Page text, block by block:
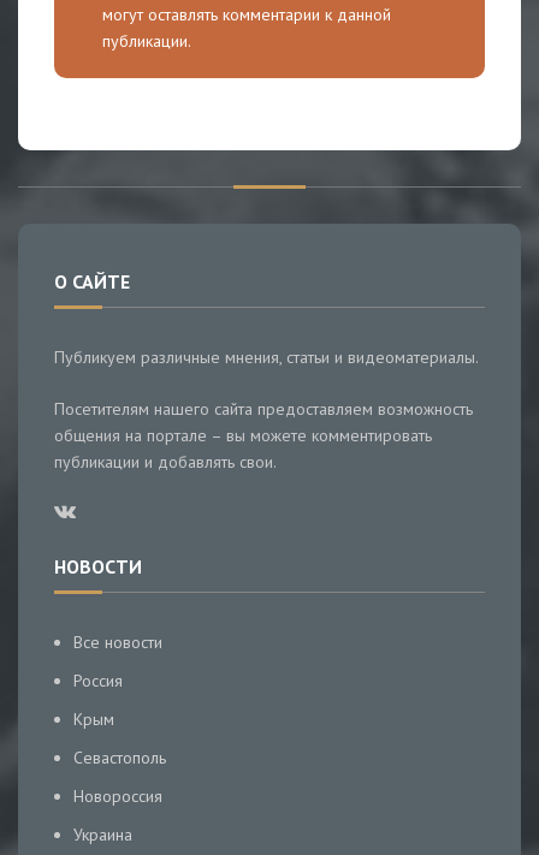
могут оставлять комментарии к данной
публикации.
О САЙТЕ
Публикуем различные мнения, статьи и видеоматериалы.
Посетителям нашего сайта предоставляем возможность
общения на портале – вы можете комментировать
публикации и добавлять свои.
НОВОСТИ
Все новости
Россия
Крым
Севастополь
Новороссия
Украина